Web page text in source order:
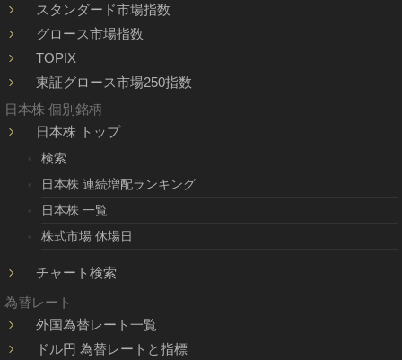
スタンダード市場指数
グロース市場指数
TOPIX
東証グロース市場250指数
日本株 個別銘柄
日本株 トップ
検索
日本株 連続増配ランキング
日本株 一覧
株式市場 休場日
チャート検索
為替レート
外国為替レート一覧
ドル円 為替レートと指標